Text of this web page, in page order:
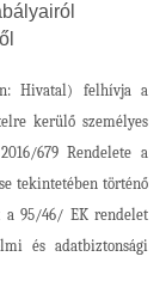
Hivatal) felhívja a
kerülő személyes
679 Rendelete a
tekintetében történő
a 95/46/ EK rendelet
és adatbiztonsági